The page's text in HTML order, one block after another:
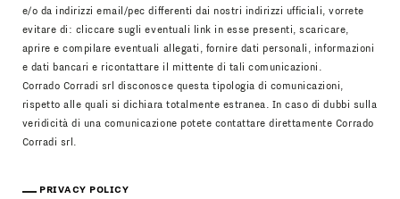
e/o da indirizzi email/pec differenti dai nostri indirizzi ufficiali, vorrete
evitare di: cliccare sugli eventuali link in esse presenti, scaricare,
aprire e compilare eventuali allegati, fornire dati personali, informazioni
e dati bancari e ricontattare il mittente di tali comunicazioni.
Corrado Corradi srl disconosce questa tipologia di comunicazioni,
rispetto alle quali si dichiara totalmente estranea. In caso di dubbi sulla
veridicità di una comunicazione potete contattare direttamente Corrado
Corradi srl.
PRIVACY POLICY